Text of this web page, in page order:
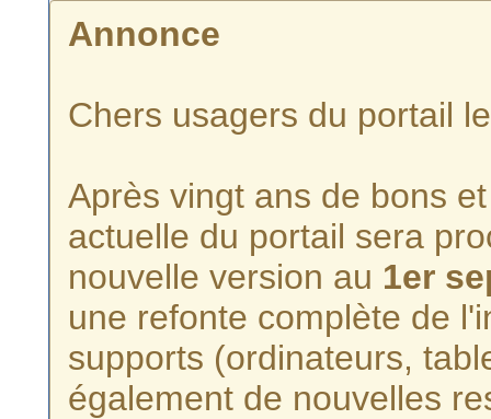
Annonce
Chers usagers du portail
Après vingt ans de bons
actuelle du portail sera
nouvelle version au 1er
une refonte complète de
supports (ordinateurs,
également de nouvelles